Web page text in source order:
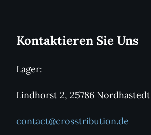
Kontaktieren Sie Uns
Lager:
Lindhorst 2, 25786 Nordhastedt
contact@crosstribution.de